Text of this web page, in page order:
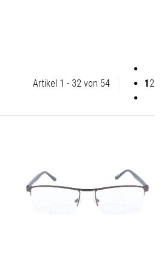
Artikel 1 - 32 von 54 12